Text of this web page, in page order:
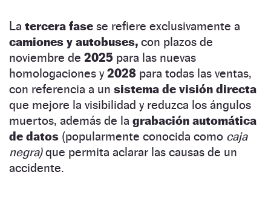
La tercera fase se refiere exclusivamente a
camiones y autobuses, con plazos de
noviembre de 2025 para las nuevas
homologaciones y2028 para todas las ventas,
con referencia a un sistema de visión directa
que mejore la visibilidad y reduzca los ángulos
muertos, además de la grabación automática
de datos (popularmente conocida como caja
negra)que permita aclarar las causas de un
accidente.